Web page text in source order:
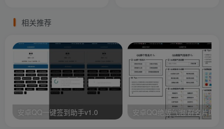
相关推荐
安卓QQ一键签到助手v1.0 安卓QQ绝版气泡/群名片助手